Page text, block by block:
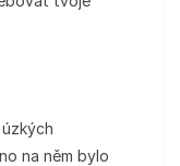
na něm bylo